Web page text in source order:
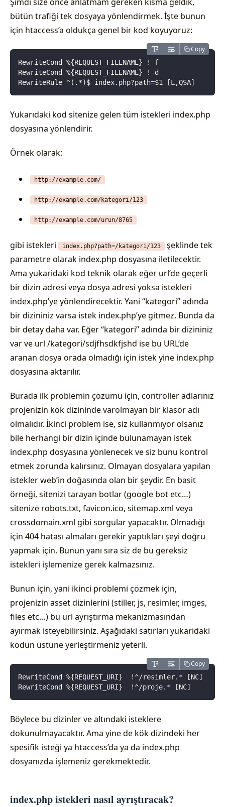
bütün trafiği tek dosyaya yönlendirmek. İşte bunun
için htaccess’a oldukça genel bir kod koyuyoruz:
Copy
RewriteCond %{REQUEST_FILENAME} !-f
RewriteCond %{REQUEST_FILENAME} !-d
RewriteRule ^(.*)$ index.php?path=$1 [L,QSA]
Yukarıdaki kod sitenize gelen tüm istekleri index.php
dosyasına yönlendirir.
Örnek olarak:
http://example.com/
http://example.com/kategori/123
http://example.com/urun/8765
gibi istekleri index.php?path=/kategori/123
şeklinde tek
parametre olarak index.php dosyasına iletilecektir.
Ama yukaridaki kod teknik olarak eğer url’de geçerli
bir dizin adresi veya dosya adresi yoksa istekleri
index.php’ye yönlendirecektir. Yani “kategori” adında
bir dizininiz varsa istek index.php’ye gitmez. Bunda da
bir detay daha var. Eğer “kategori” adında bir dizininiz
var ve url /kategori/sdjfhsdkfjshd ise bu URL’de
aranan dosya orada olmadığı için istek yine index.php
dosyasına aktarılır.
Burada ilk problemin çözümü için, controller adlarınız
projenizin kök dizininde varolmayan bir klasör adı
olmalıdır. İkinci problem ise, siz kullanmıyor olsanız
bile herhangi bir dizin içinde bulunamayan istek
index.php dosyasına yönlenecek ve siz bunu kontrol
etmek zorunda kalırsınız. Olmayan dosyalara yapılan
istekler web’in doğasında olan bir şeydir. En basit
örneği, sitenizi tarayan botlar (google bot etc…)
sitenize robots.txt, favicon.ico, sitemap.xml veya
crossdomain.xml gibi sorgular yapacaktır. Olmadığı
için 404 hatası almaları gerekir yaptıkları şeyi doğru
yapmak için. Bunun yanı sıra siz de bu gereksiz
istekleri işlemenize gerek kalmazsınız.
Bunun için, yani ikinci problemi çözmek için,
projenizin asset dizinlerini (stiller, js, resimler, imges,
files etc…) bu url ayrıştırma mekanizmasından
ayırmak isteyebilirsiniz. Aşağıdaki satırları yukaridaki
kodun üstüne yerleştirmeniz yeterli.
Copy
RewriteCond %{REQUEST_URI}  !^/resimler.* [NC]
RewriteCond %{REQUEST_URI}  !^/proje.* [NC]
Böylece bu dizinler ve altındaki isteklere
dokunulmayacaktır. Ama yine de kök dizindeki her
spesifik isteği ya htaccess’da ya da index.php
dosyanızda işlemeniz gerekmektedir.
index.php istekleri nasıl ayrıştıracak?